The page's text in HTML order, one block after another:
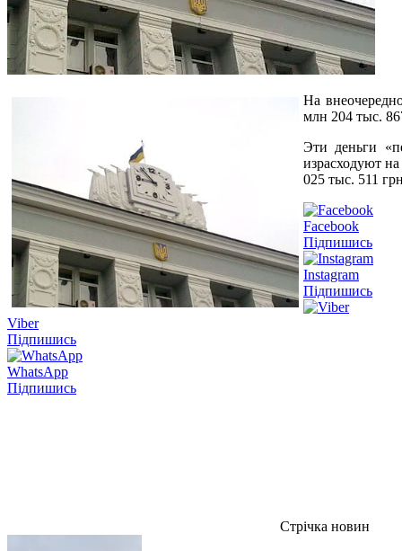
На
млн 204 тыс.
Эти деньги
израсходуют
025 тыс. 511
Facebook
Підпишись
Instagram
Підпишись
Viber
Підпишись
WhatsApp
Підпишись
Стрічка новин